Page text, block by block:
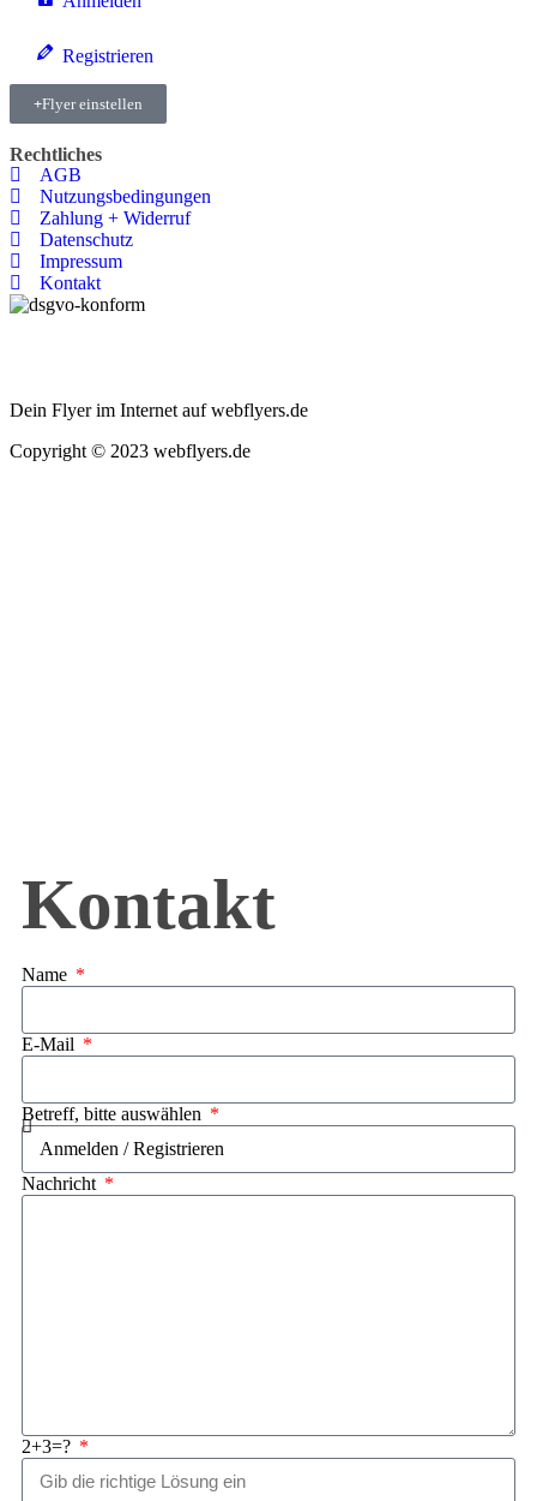
Registrieren
Flyer einstellen
Rechtliches
AGB
Nutzungsbedingungen
Zahlung + Widerruf
Datenschutz
Impressum
Kontakt
Dein Flyer im Internet auf webflyers.de
Copyright © 2023 webflyers.de
Kontakt
Name
E-Mail
Betreff, bitte auswählen
Nachricht
2+3=?